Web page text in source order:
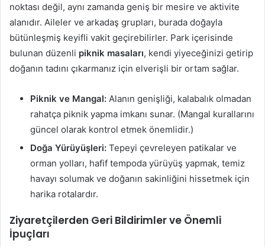
noktası değil, aynı zamanda geniş bir mesire ve aktivite
alanıdır. Aileler ve arkadaş grupları, burada doğayla
bütünleşmiş keyifli vakit geçirebilirler. Park içerisinde
bulunan düzenli piknik masaları, kendi yiyeceğinizi getirip
doğanın tadını çıkarmanız için elverişli bir ortam sağlar.
Piknik ve Mangal: Alanın genişliği, kalabalık olmadan
rahatça piknik yapma imkanı sunar. (Mangal kurallarını
güncel olarak kontrol etmek önemlidir.)
Doğa Yürüyüşleri: Tepeyi çevreleyen patikalar ve
orman yolları, hafif tempoda yürüyüş yapmak, temiz
havayı solumak ve doğanın sakinliğini hissetmek için
harika rotalardır.
Ziyaretçilerden Geri Bildirimler ve Önemli
İpuçları